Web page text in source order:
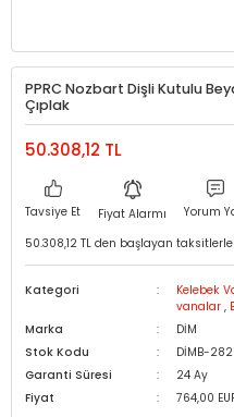
PPRC Nozbart Dişli Kutulu
Çıplak
50.308,12 TL
Tavsiye Et Fiyat Alarmı
Yorum
50.308,12 TL den başlayan
Kategori Kelebek
vanalar ,
Marka
DİM
Stok Kodu
DİMB-282
Garanti Süresi
24 Ay
Fiyat
764,00